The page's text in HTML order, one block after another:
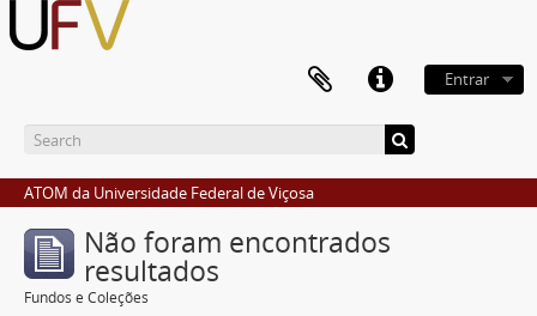
Entrar
ATOM da Universidade Federal de Viçosa
Não foram encontrados
resultados
Fundos e Coleções